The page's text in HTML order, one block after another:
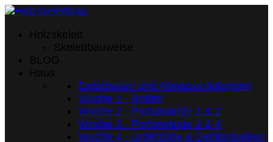
Erdarbeiten und Abwasserleitungen
Woche 1 · Boden
Woche 2 · Portalwände 1 & 2
Woche 3 · Portalwände 3 & 4
Woche 4 · Unterzüge & Deckenbalken